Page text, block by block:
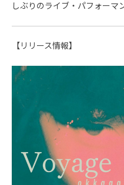
しぶりのライブ・パフォーマ
【リリース情報】